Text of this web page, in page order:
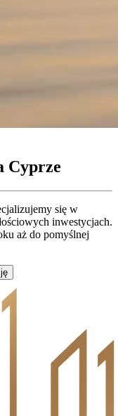
Cyprze
się w
inwestycjach.
aż do pomyślnej